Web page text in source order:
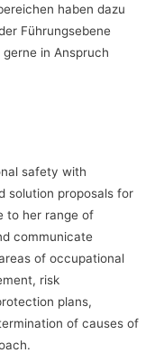
haben dazu
Führungsebene
in Anspruch
safety with
solution proposals for
to her range of
communicate
of occupational
risk
plans,
of causes of